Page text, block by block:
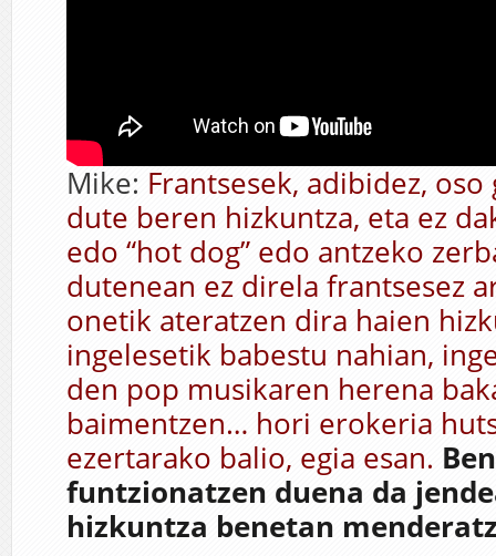
Mike: Frantsesek, adibidez,
dute beren hizkuntza, eta ez
edo “hot dog” edo antzeko
dutenean ez direla frantsesez
onetik ateratzen dira haien
ingelesetik babestu nahian,
den pop musikaren herena
baimentzen… hori erokeria
ezertarako balio, egia esan.
funtzionatzen duena da
hizkuntza benetan